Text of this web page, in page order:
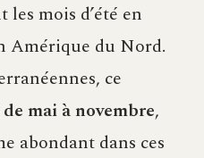
mois d’été en
Amérique du Nord.
ce
de mai à novembre,
abondant dans ces